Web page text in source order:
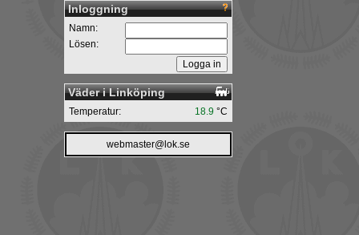
Inloggning
Namn:
Lösen:
Väder i Linköping
18.9 °C
Temperatur:
webmaster@lok.se